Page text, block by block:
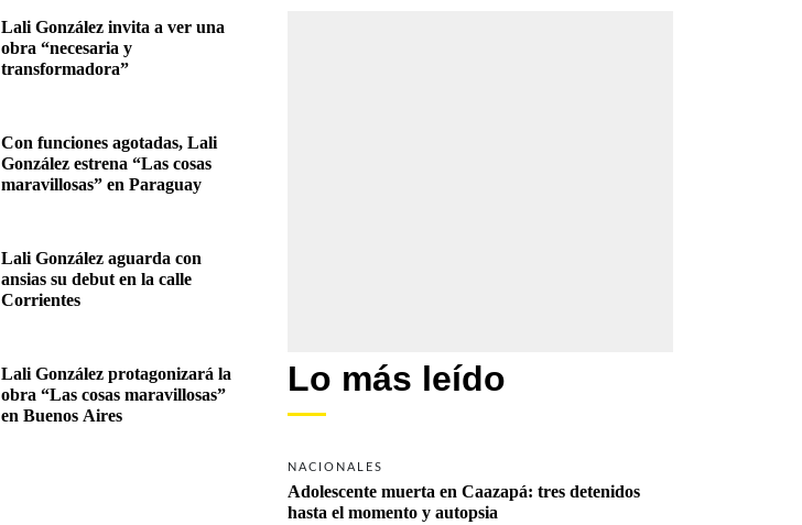
Lali González invita a ver una
obra “necesaria y
transformadora”
Con funciones agotadas, Lali
González estrena “Las cosas
maravillosas” en Paraguay
Lali González aguarda con
ansias su debut en la calle
Corrientes
Lali González protagonizará la
obra “Las cosas maravillosas”
en Buenos Aires
Lo más leído
NACIONALES
Adolescente muerta en Caazapá: tres detenidos
hasta el momento y autopsia